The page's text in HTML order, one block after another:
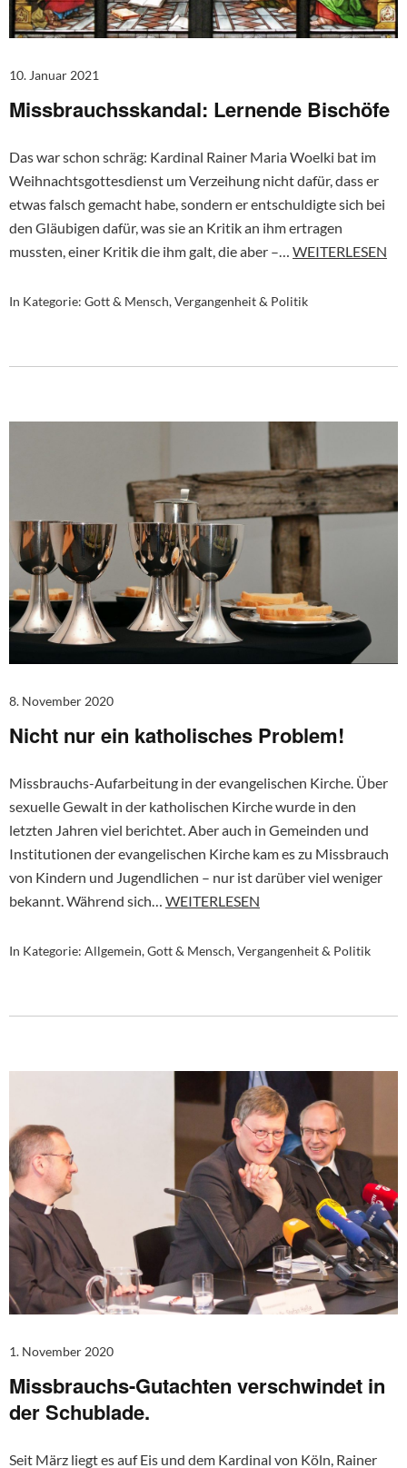
10. Januar 2021
Missbrauchsskandal: Lernende Bischöfe
Das war schon schräg: Kardinal Rainer Maria Woelki bat im
Weihnachtsgottesdienst um Verzeihung nicht dafür, dass er
etwas falsch gemacht habe, sondern er entschuldigte sich bei
den Gläubigen dafür, was sie an Kritik an ihm ertragen
mussten, einer Kritik die ihm galt, die aber –… WEITERLESEN
In Kategorie: Gott & Mensch,Vergangenheit & Politik
8. November 2020
Nicht nur ein katholisches Problem!
Missbrauchs-Aufarbeitung in der evangelischen Kirche. Über
sexuelle Gewalt in der katholischen Kirche wurde in den
letzten Jahren viel berichtet. Aber auch in Gemeinden und
Institutionen der evangelischen Kirche kam es zu Missbrauch
von Kindern und Jugendlichen – nur ist darüber viel weniger
bekannt. Während sich… WEITERLESEN
In Kategorie: Allgemein,Gott & Mensch,Vergangenheit & Politik
1. November 2020
Missbrauchs-Gutachten verschwindet in
der Schublade.
Seit März liegt es auf Eis und dem Kardinal von Köln, Rainer